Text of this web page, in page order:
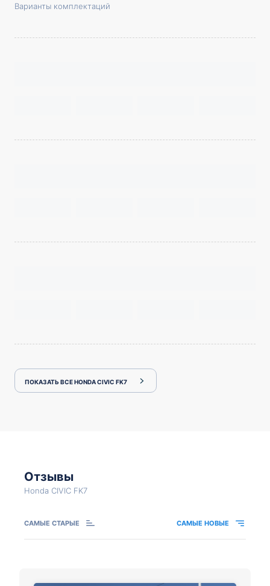
Варианты комплектаций
ПОКАЗАТЬ ВСЕ HONDA CIVIC FK7
Отзывы
Honda CIVIC FK7
САМЫЕ СТАРЫЕ САМЫЕ НОВЫЕ